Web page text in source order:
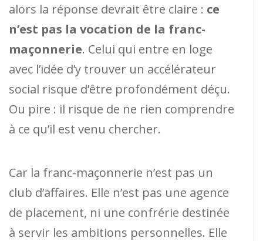
alors la réponse devrait être claire : ce
n’est pas la vocation de la franc-
maçonnerie. Celui qui entre en loge
avec l’idée d’y trouver un accélérateur
social risque d’être profondément déçu.
Ou pire : il risque de ne rien comprendre
à ce qu’il est venu chercher.
Car la franc-maçonnerie n’est pas un
club d’affaires. Elle n’est pas une agence
de placement, ni une confrérie destinée
à servir les ambitions personnelles. Elle